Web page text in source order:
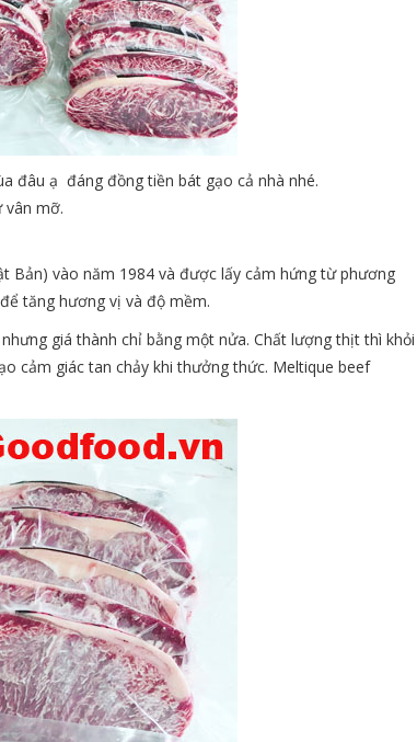
đâu ạ đáng đồng tiền bát gạo cả nhà nhé.
vân mỡ.
Bản) vào năm 1984 và được lấy cảm hứng từ phương
tăng hương vị và độ mềm.
giá thành chỉ bằng một nửa. Chất lượng thịt thì khỏi
cảm giác tan chảy khi thưởng thức. Meltique beef